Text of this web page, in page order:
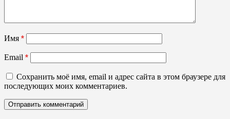
Имя *
Email *
Сохранить моё имя, email и адрес сайта в этом браузере для
последующих моих комментариев.